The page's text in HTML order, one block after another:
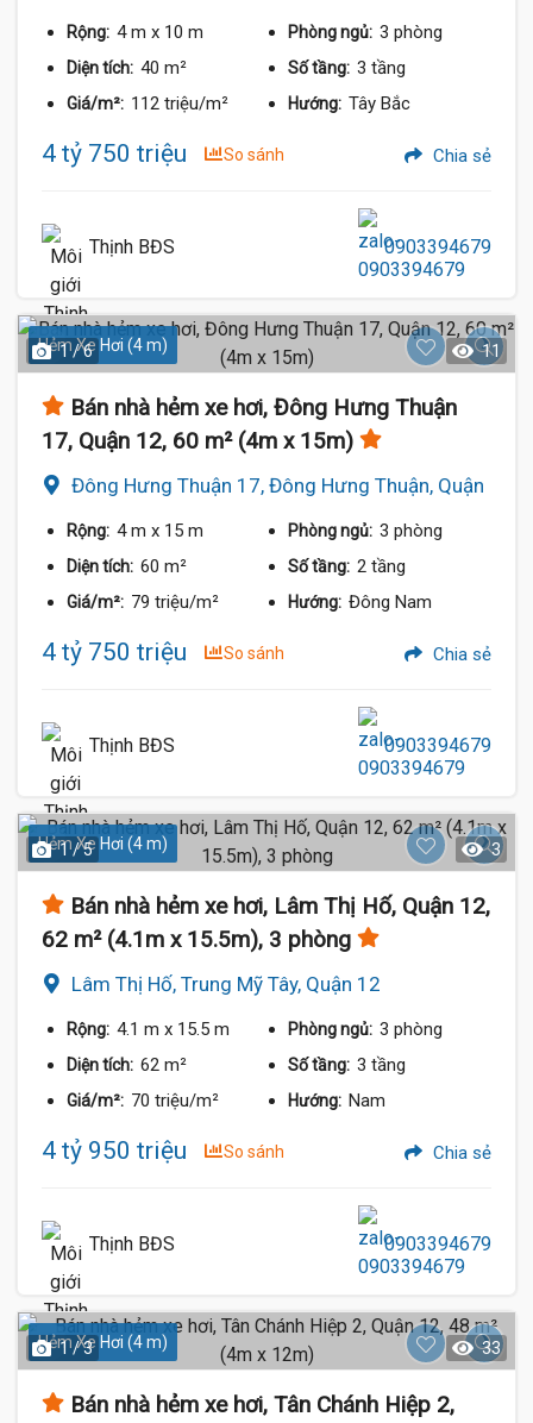
Rộng: 4 m x 10 m Phòng ngủ: 3 phòng
Diện tích: 40 m² Số tầng: 3 tầng
Giá/m²: 112 triệu/m² Hướng: Tây Bắc
4 tỷ 750 triệu So sánh Chia sẻ
Thịnh BĐS 0903394679
Hẻm Xe Hơi (4 m)
1 / 6 11
Bán nhà hẻm xe hơi, Đông Hưng Thuận
17, Quận 12, 60 m² (4m x 15m)
Đông Hưng Thuận 17, Đông Hưng Thuận, Quận
Rộng: 4 m x 15 m Phòng ngủ: 3 phòng
Diện tích: 60 m² Số tầng: 2 tầng
Giá/m²: 79 triệu/m² Hướng: Đông Nam
4 tỷ 750 triệu So sánh Chia sẻ
Thịnh BĐS 0903394679
Hẻm Xe Hơi (4 m)
1 / 5 3
Bán nhà hẻm xe hơi, Lâm Thị Hố, Quận 12,
62 m² (4.1m x 15.5m), 3 phòng
Lâm Thị Hố, Trung Mỹ Tây, Quận 12
Rộng: 4.1 m x 15.5 m Phòng ngủ: 3 phòng
Diện tích: 62 m² Số tầng: 3 tầng
Giá/m²: 70 triệu/m² Hướng: Nam
4 tỷ 950 triệu So sánh Chia sẻ
Thịnh BĐS 0903394679
Hẻm Xe Hơi (4 m)
1 / 3 33
Bán nhà hẻm xe hơi, Tân Chánh Hiệp 2,